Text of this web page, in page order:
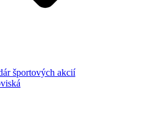
športových akcií